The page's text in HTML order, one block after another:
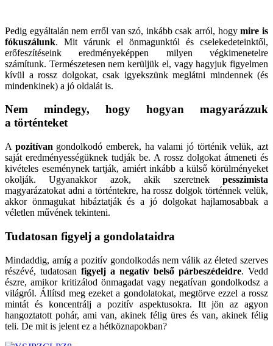
Pedig egyáltalán nem erről van szó, inkább csak arról, hogymire is
fókuszálunk. Mit várunk el önmagunktól és cselekedeteinktől,
erőfeszítéseink eredményeképpen milyen végkimenetelre
számítunk. Természetesen nem kerüljük el, vagy hagyjuk figyelmen
kívül a rossz dolgokat, csak igyekszünk meglátni mindennek (és
mindenkinek) a jó oldalát is.
Nem mindegy, hogy hogyan magyarázzuk
a történteket
A pozitívan gondolkodó emberek, ha valami jó történik velük, azt
saját eredményességüknek tudják be. A rossz dolgokat átmeneti és
kivételes eseménynek tartják, amiért inkább a külső körülményeket
okolják. Ugyanakkor azok, akik szeretnek pesszimista
magyarázatokat adni a történtekre, ha rossz dolgok történnek velük,
akkor önmagukat hibáztatják és a jó dolgokat hajlamosabbak a
véletlen művének tekinteni.
Tudatosan figyelj a gondolataidra
Mindaddig, amíg a pozitív gondolkodás nem válik az életed szerves
részévé, tudatosan figyelj a negatív belső párbeszédeidre. Vedd
észre, amikor kritizálod önmagadat vagy negatívan gondolkodsz a
világról. Állítsd meg ezeket a gondolatokat, megtörve ezzel a rossz
mintát és koncentrálj a pozitív aspektusokra. Itt jön az agyon
hangoztatott pohár, ami van, akinek félig üres és van, akinek félig
teli. De mit is jelent ez a hétköznapokban?